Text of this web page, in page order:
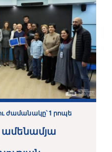
ժամանակը՝ 1 րոպե
ամենամյա